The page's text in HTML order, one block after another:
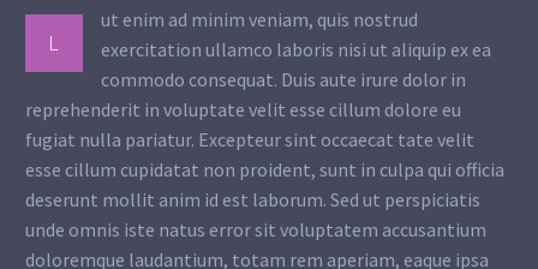
L
ut enim ad minim veniam, quis nostrud
exercitation ullamco laboris nisi ut aliquip ex ea
commodo consequat. Duis aute irure dolor in
reprehenderit in voluptate velit esse cillum dolore eu
fugiat nulla pariatur. Excepteur sint occaecat tate velit
esse cillum cupidatat non proident, sunt in culpa qui officia
deserunt mollit anim id est laborum. Sed ut perspiciatis
unde omnis iste natus error sit voluptatem accusantium
doloremque laudantium, totam rem aperiam, eaque ipsa